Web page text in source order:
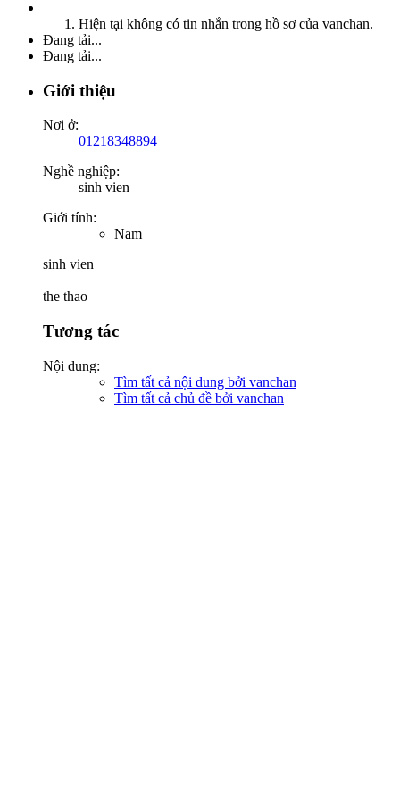
Hiện tại không có tin nhắn trong hồ sơ của vanchan.
Đang tải...
Đang tải...
Giới thiệu
Nơi ở:
01218348894
Nghề nghiệp:
sinh vien
Giới tính:
Nam
sinh vien
the thao
Tương tác
Nội dung:
Tìm tất cả nội dung bởi vanchan
Tìm tất cả chủ đề bởi vanchan